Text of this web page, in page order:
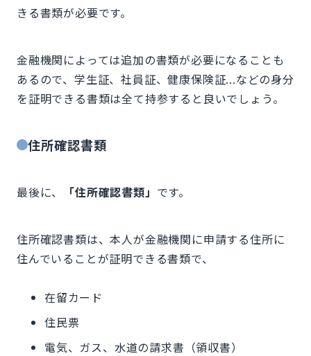
きる書類が必要です。
金融機関によっては追加の書類が必要になることも
あるので、学生証、社員証、健康保険証...などの身分
を証明できる書類は全て持参すると良いでしょう。
住所確認書類
最後に、 「住所確認書類」 です。
住所確認書類は、本人が金融機関に申請する住所に
住んでいることが証明できる書類で、
在留カード
住民票
電気、ガス、水道の請求書（領収書）